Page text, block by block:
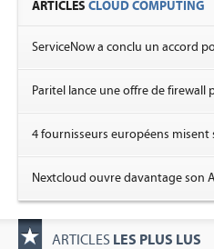
ARTICLES CLOUD COMPUTING
ServiceNow a conclu un accord
Paritel lance une offre de firewall
4 fournisseurs européens
Nextcloud ouvre davantage son
ARTICLES LES PLUS LUS